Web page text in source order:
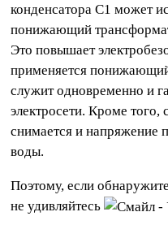
конденсатора C1 может
понижающий
Это повышает
применяется
служит одновременно и
электросети. Кроме того,
снимается и напряжение
воды.
Поэтому, если
не удивляйтесь